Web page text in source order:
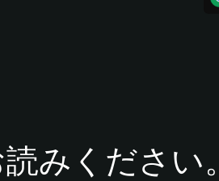
みください。